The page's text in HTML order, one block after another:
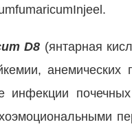
D8 (янтарная
анемических
инфекции